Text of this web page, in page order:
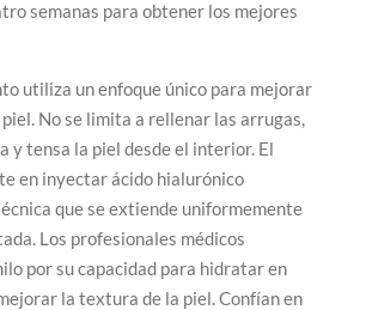
semanas para obtener los mejores
utiliza un enfoque único para mejorar
No se limita a rellenar las arrugas,
y tensa la piel desde el interior. El
en inyectar ácido hialurónico
que se extiende uniformemente
Los profesionales médicos
por su capacidad para hidratar en
la textura de la piel. Confían en